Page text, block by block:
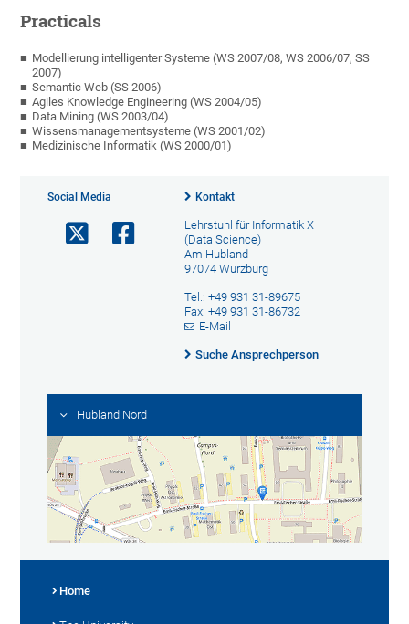
Practicals
Modellierung intelligenter Systeme (WS 2007/08, WS 2006/07, SS
2007)
Semantic Web (SS 2006)
Agiles Knowledge Engineering (WS 2004/05)
Data Mining (WS 2003/04)
Wissensmanagementsysteme (WS 2001/02)
Medizinische Informatik (WS 2000/01)
Social Media Kontakt
Lehrstuhl für Informatik X
(Data Science)
Am Hubland
97074 Würzburg
Tel.: +49 931 31-89675
Fax: +49 931 31-86732
E-Mail
Suche Ansprechperson
Hubland Nord
Home